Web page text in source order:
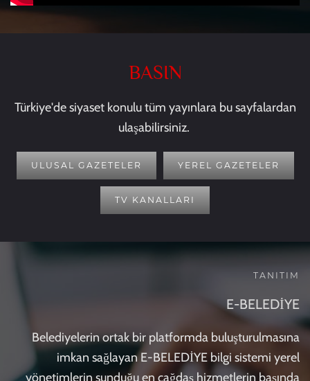
BASIN
Türkiye'de siyaset konulu tüm yayınlara bu sayfalardan
ulaşabilirsiniz.
ULUSAL GAZETELER YEREL GAZETELER
TV KANALLARI
TANITIM
E-BELEDİYE
Belediyelerin ortak bir platformda buluşturulmasına
imkan sağlayan E-BELEDİYE bilgi sistemi yerel
yönetimlerin sunduğu en çağdaş hizmetlerin başında